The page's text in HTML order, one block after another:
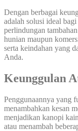
Dengan berbagai
adalah solusi ideal
perlindungan
hunian maupun
serta keindahan yang
Anda.
Keunggulan
Penggunaannya yang
menambahkan kesan
menjadikan kanopi
atau menambah